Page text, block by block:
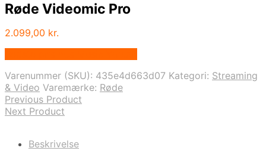
Røde Videomic Pro
2.099,00 kr.
Varenummer (SKU): 435e4d663d07 Kategori: Streaming
& Video Varemærke: Røde
Previous Product
Next Product
Beskrivelse